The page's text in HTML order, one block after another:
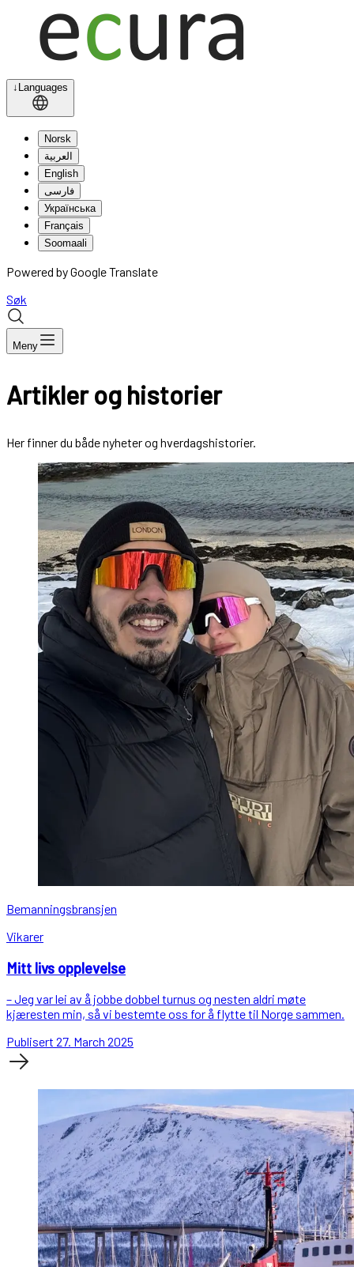
↓ Languages
Norsk
العربية
English
فارسی
Українська
Français
Soomaali
Powered by Google Translate
Søk
Meny
Artikler og historier
Her finner du både nyheter og hverdagshistorier.
Bemanningsbransjen
Vikarer
Mitt livs opplevelse
– Jeg var lei av å jobbe dobbel turnus og nesten aldri møte
kjæresten min, så vi bestemte oss for å flytte til Norge sammen.
Publisert 27. March 2025